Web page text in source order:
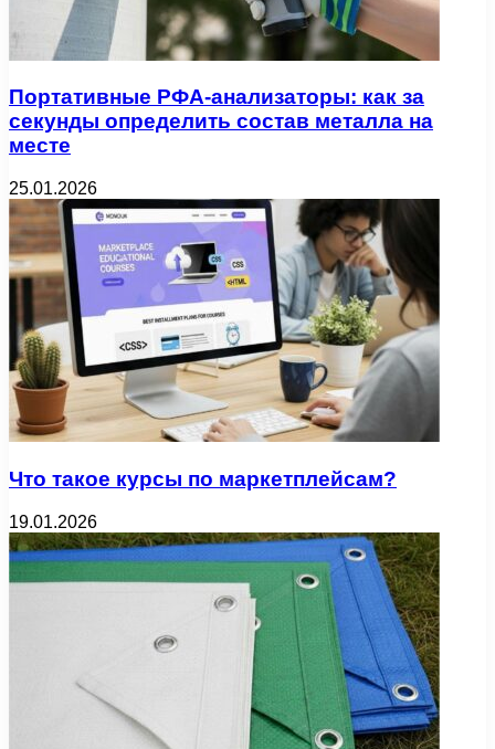
Портативные РФА-анализаторы: как за
секунды определить состав металла на
месте
25.01.2026
Что такое курсы по маркетплейсам?
19.01.2026